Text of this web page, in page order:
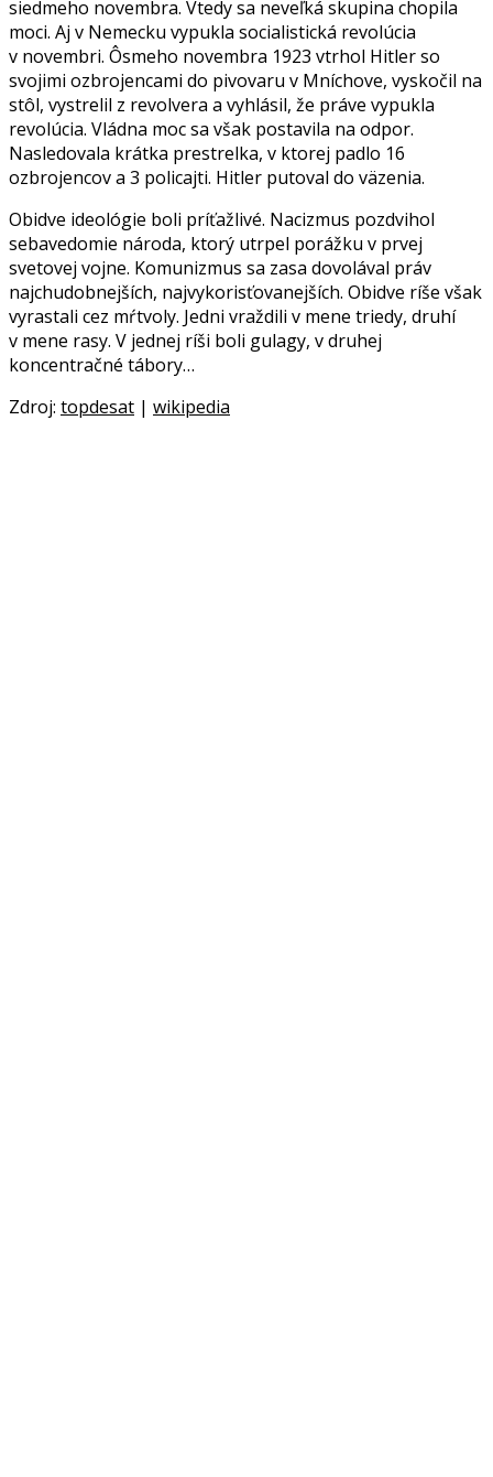
siedmeho novembra. Vtedy sa neveľká skupina chopila
moci. Aj v Nemecku vypukla socialistická revolúcia
v novembri. Ôsmeho novembra 1923 vtrhol Hitler so
svojimi ozbrojencami do pivovaru v Mníchove, vyskočil na
stôl, vystrelil z revolvera a vyhlásil, že práve vypukla
revolúcia. Vládna moc sa však postavila na odpor.
Nasledovala krátka prestrelka, v ktorej padlo 16
ozbrojencov a 3 policajti. Hitler putoval do väzenia.
Obidve ideológie boli príťažlivé. Nacizmus pozdvihol
sebavedomie národa, ktorý utrpel porážku v prvej
svetovej vojne. Komunizmus sa zasa dovolával práv
najchudobnejších, najvykorisťovanejších. Obidve ríše však
vyrastali cez mŕtvoly. Jedni vraždili v mene triedy, druhí
v mene rasy. V jednej ríši boli gulagy, v druhej
koncentračné tábory…
Zdroj: topdesat | wikipedia